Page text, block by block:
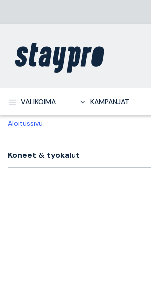
VALIKOIMA KAMPANJAT
Aloitussivu
Koneet & työkalut